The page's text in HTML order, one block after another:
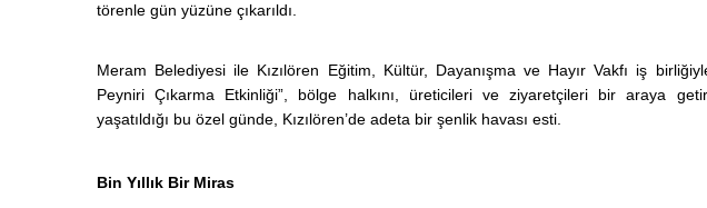
törenle gün yüzüne çıkarıldı.
Meram Belediyesi ile Kızılören Eğitim, Kültür, Dayanışma ve Hayır Vakfı iş
Peyniri Çıkarma Etkinliği”, bölge halkını, üreticileri ve ziyaretçileri bir araya
yaşatıldığı bu özel günde, Kızılören’de adeta bir şenlik havası esti.
Bin Yıllık Bir Miras